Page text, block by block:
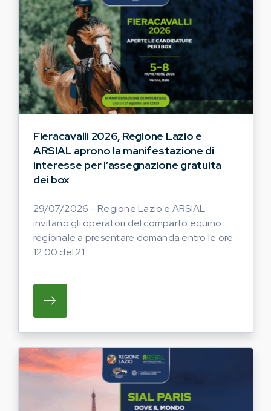
Fieracavalli 2026, Regione Lazio e
ARSIAL aprono la manifestazione di
interesse per l’assegnazione gratuita
dei box
29/07/2026 - Regione Lazio e ARSIAL
invitano gli operatori del comparto equino
regionale a presentare domanda entro le ore
12:00 del 21...
SU REGIONE LAZIO E ARSIAL INVITANO